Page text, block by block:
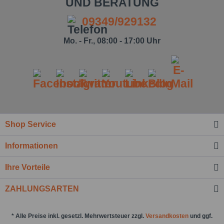
Ich habe die
Felder mit * sind Pflichtfelder.
Nachricht senden
09349/929132
Mo. - Fr., 08:00 - 17:00 Uhr
Shop Service
Informationen
Ihre Vorteile
ZAHLUNGSARTEN
* Alle Preise inkl. gesetzl. Mehrwertsteuer zzgl. Versandkosten und ggf.